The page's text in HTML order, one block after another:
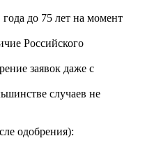
года до 75 лет на момент
Российского
заявок даже с
случаев не
одобрения):